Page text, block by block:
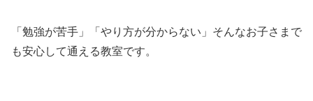
「勉強が苦手」「やり方が分からない」そんなお子さまで
も安心して通える教室です。